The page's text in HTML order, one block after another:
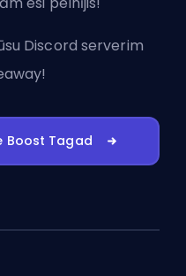
Discord serverim
Boost Tagad